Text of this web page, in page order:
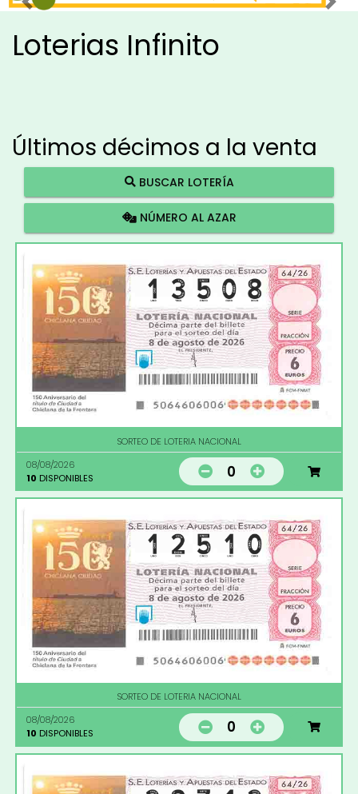
Imagen anterior
Loterias Infinito
Últimos décimos a la venta
BUSCAR LOTERÍA
NÚMERO AL AZAR
SORTEO DE LOTERIA NACIONAL
08/08/2026
10 DISPONIBLES 0
SORTEO DE LOTERIA NACIONAL
08/08/2026
10 DISPONIBLES 0